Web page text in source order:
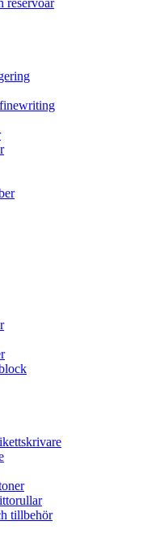
reservoar
tillbehör